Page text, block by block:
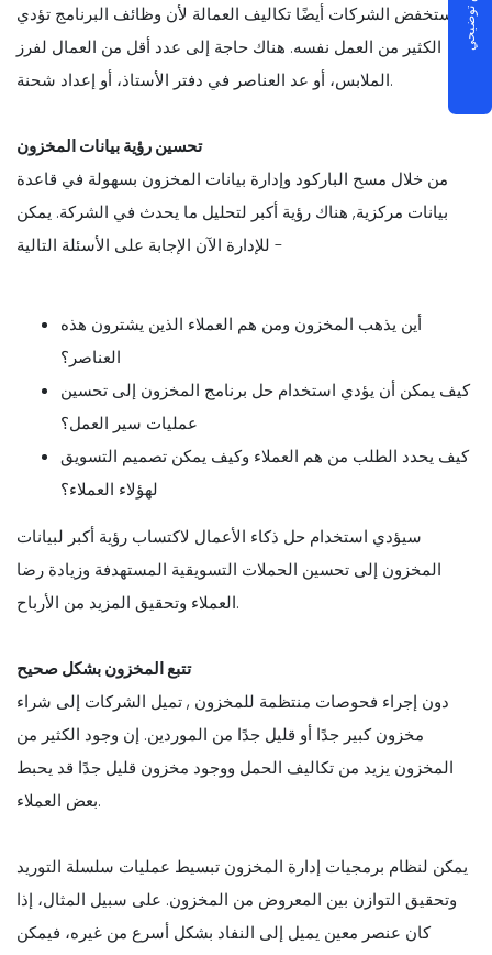
ستخفض الشركات أيضًا تكاليف العمالة لأن وظائف البرنامج تؤدي
الكثير من العمل نفسه. هناك حاجة إلى عدد أقل من العمال لفرز
الملابس، أو عد العناصر في دفتر الأستاذ، أو إعداد شحنة.
تحسين رؤية بيانات المخزون
من خلال مسح الباركود وإدارة بيانات المخزون بسهولة في قاعدة
بيانات مركزية, هناك رؤية أكبر لتحليل ما يحدث في الشركة. يمكن
للإدارة الآن الإجابة على الأسئلة التالية -
أين يذهب المخزون ومن هم العملاء الذين يشترون هذه
العناصر؟
كيف يمكن أن يؤدي استخدام حل برنامج المخزون إلى تحسين
عمليات سير العمل؟
كيف يحدد الطلب من هم العملاء وكيف يمكن تصميم التسويق
لهؤلاء العملاء؟
سيؤدي استخدام حل ذكاء الأعمال لاكتساب رؤية أكبر لبيانات
المخزون إلى تحسين الحملات التسويقية المستهدفة وزيادة رضا
العملاء وتحقيق المزيد من الأرباح.
تتبع المخزون بشكل صحيح
دون إجراء فحوصات منتظمة للمخزون , تميل الشركات إلى شراء
مخزون كبير جدًا أو قليل جدًا من الموردين. إن وجود الكثير من
المخزون يزيد من تكاليف الحمل ووجود مخزون قليل جدًا قد يحبط
بعض العملاء.
يمكن لنظام برمجيات إدارة المخزون تبسيط عمليات سلسلة التوريد
وتحقيق التوازن بين المعروض من المخزون. على سبيل المثال، إذا
كان عنصر معين يميل إلى النفاد بشكل أسرع من غيره، فيمكن